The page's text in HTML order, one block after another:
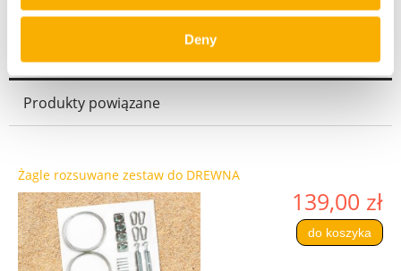
Deny
Produkty powiązane
Żagle rozsuwane zestaw do DREWNA
139,00 zł
do koszyka